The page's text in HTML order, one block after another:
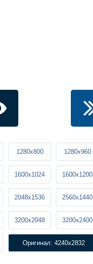
1280x800 1280x960
1600x1024 1600x1200
2048x1536 2560x1440
3200x2048 3200x2400
Оригинал: 4240x2832